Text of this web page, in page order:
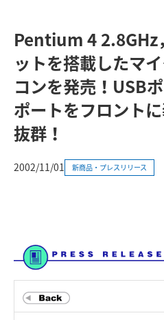
Pentium 4 2.8GHz
ットを搭載したマ
コンを発売！USB
ポートをフロント
抜群！
2002/11/01 新商品・プレスリリース